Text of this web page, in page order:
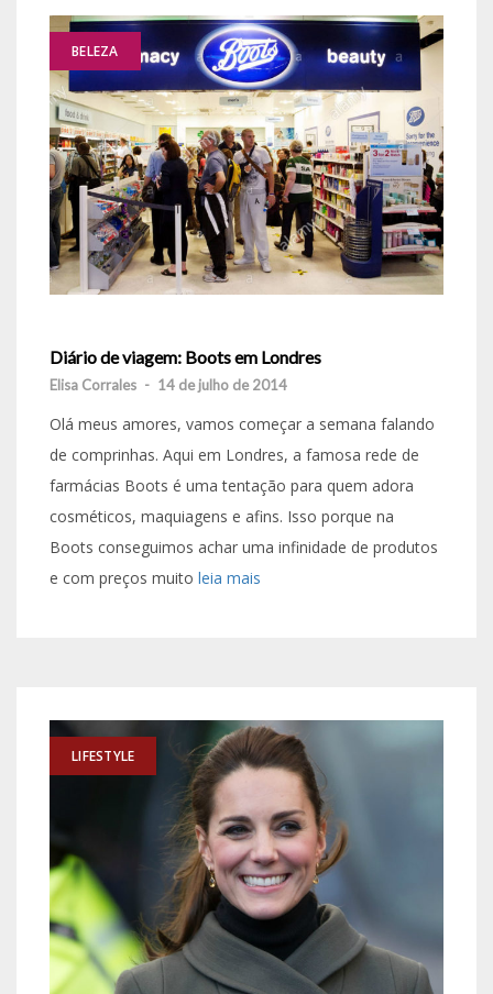
BELEZA
Diário de viagem: Boots em Londres
Elisa Corrales - 14 de julho de 2014
Olá meus amores, vamos começar a semana falando
de comprinhas. Aqui em Londres, a famosa rede de
farmácias Boots é uma tentação para quem adora
cosméticos, maquiagens e afins. Isso porque na
Boots conseguimos achar uma infinidade de produtos
e com preços muito leia mais
LIFESTYLE